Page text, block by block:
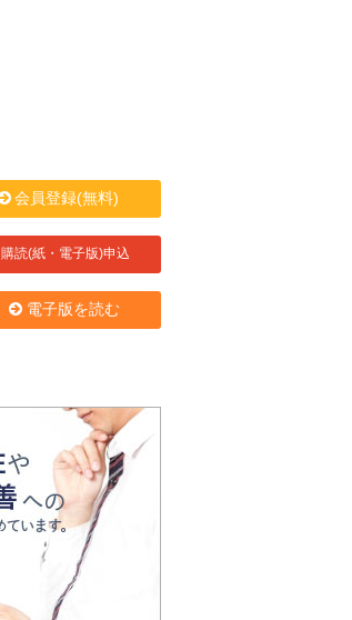
会員登録(無料)
購読(紙・電子版)申込
電子版を読む